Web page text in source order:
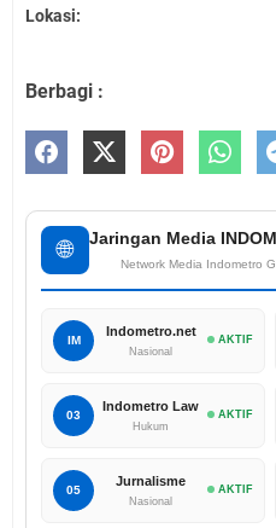
Lokasi:
Berbagi :
🌐 Jaringan Media
Network Media Indometro
IM
Indometro.net
Nasional
AKTIF
03
Indometro Law
Hukum
AKTIF
05
Jurnalisme
Nasional
AKTIF